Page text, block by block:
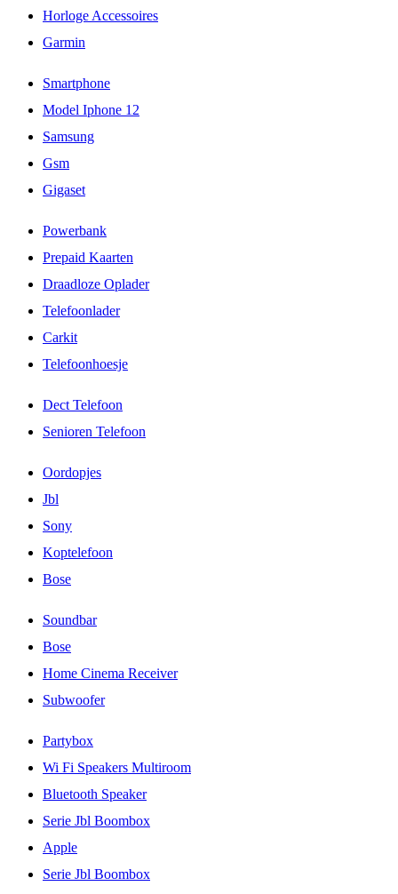
Horloge Accessoires
Garmin
Smartphone
Model Iphone 12
Samsung
Gsm
Gigaset
Powerbank
Prepaid Kaarten
Draadloze Oplader
Telefoonlader
Carkit
Telefoonhoesje
Dect Telefoon
Senioren Telefoon
Oordopjes
Jbl
Sony
Koptelefoon
Bose
Soundbar
Bose
Home Cinema Receiver
Subwoofer
Partybox
Wi Fi Speakers Multiroom
Bluetooth Speaker
Serie Jbl Boombox
Apple
Serie Jbl Boombox